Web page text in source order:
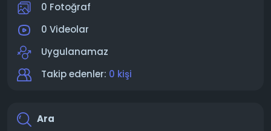
0 Fotoğraf
0 Videolar
Uygulanamaz
Takip edenler: 0 kişi
Ara